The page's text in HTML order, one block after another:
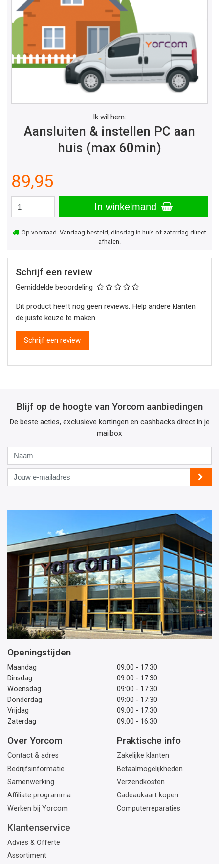
Ik wil hem:
Aansluiten & instellen PC aan
huis (max 60min)
89,95
In winkelmand
Op voorraad. Vandaag besteld, dinsdag in huis of zaterdag direct
afhalen.
Schrijf een review
Gemiddelde beoordeling
Dit product heeft nog geen reviews. Help andere klanten
de juiste keuze te maken.
Schrijf een review
Blijf op de hoogte van Yorcom aanbiedingen
De beste acties, exclusieve kortingen en cashbacks direct in je
mailbox
Jouw
e-
mailadres
Openingstijden
Maandag
09:00 - 17:30
Dinsdag
09:00 - 17:30
Woensdag
09:00 - 17:30
Donderdag
09:00 - 17:30
Vrijdag
09:00 - 17:30
Zaterdag
09:00 - 16:30
Over Yorcom
Contact & adres
Bedrijfsinformatie
Samenwerking
Affiliate programma
Werken bij Yorcom
Praktische info
Zakelijke klanten
Betaalmogelijkheden
Verzendkosten
Cadeaukaart kopen
Computerreparaties
Klantenservice
Advies & Offerte
Assortiment